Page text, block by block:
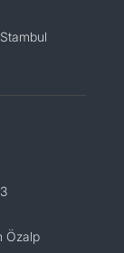
Özalp